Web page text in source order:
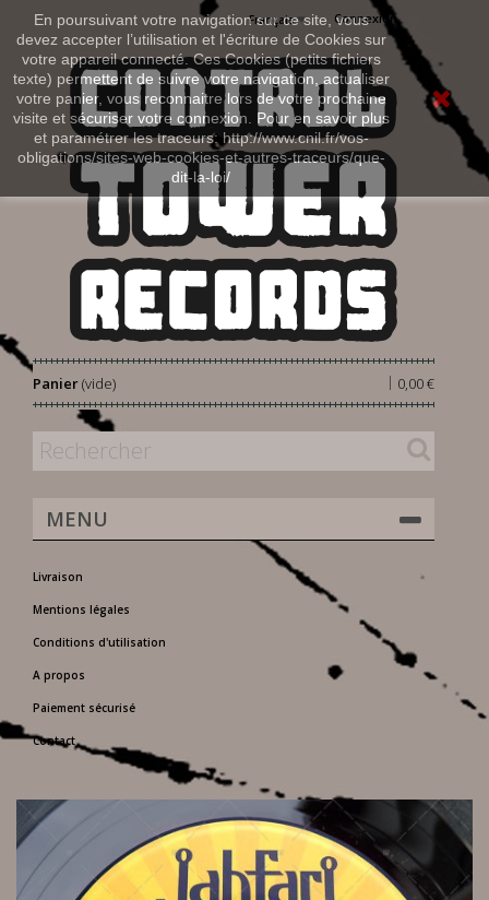
En poursuivant votre navigation sur ce site, vous
devez accepter l’utilisation et l'écriture de Cookies sur
votre appareil connecté. Ces Cookies (petits fichiers
texte) permettent de suivre votre navigation, actualiser
votre panier, vous reconnaitre lors de votre prochaine
visite et sécuriser votre connexion. Pour en savoir plus
et paramétrer les traceurs: http://www.cnil.fr/vos-
obligations/sites-web-cookies-et-autres-traceurs/que-
dit-la-loi/
Connexion
Français
Panier 0,00 €
|
(vide)
MENU
Livraison
Mentions légales
Conditions d'utilisation
A propos
Paiement sécurisé
Contact